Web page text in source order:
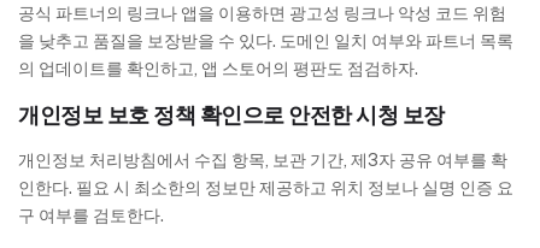
공식 파트너의 링크나 앱을 이용하면 광고성 링크나 악성 코드 위험
을 낮추고 품질을 보장받을 수 있다. 도메인 일치 여부와 파트너 목록
의 업데이트를 확인하고, 앱 스토어의 평판도 점검하자.
개인정보 보호 정책 확인으로 안전한 시청 보장
개인정보 처리방침에서 수집 항목, 보관 기간, 제3자 공유 여부를 확
인한다. 필요 시 최소한의 정보만 제공하고 위치 정보나 실명 인증 요
구 여부를 검토한다.